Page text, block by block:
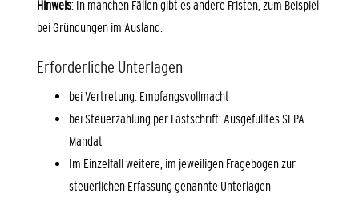
Hinweis: In manchen Fällen gibt es andere Fristen, zum Beispiel
bei Gründungen im Ausland.
Erforderliche Unterlagen
bei Vertretung: Empfangsvollmacht
bei Steuerzahlung per Lastschrift: Ausgefülltes SEPA-
Mandat
Im Einzelfall weitere, im jeweiligen Fragebogen zur
steuerlichen Erfassung genannte Unterlagen